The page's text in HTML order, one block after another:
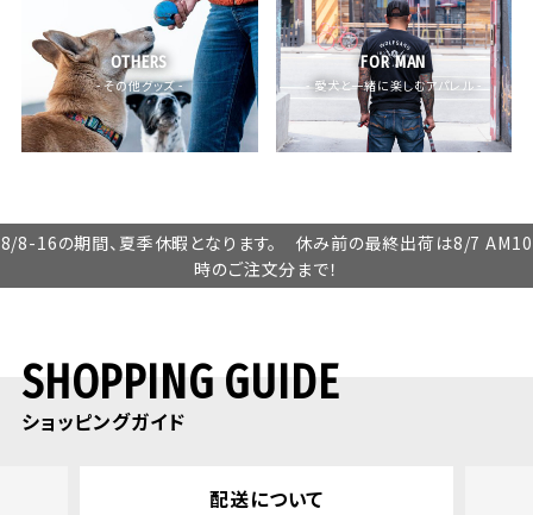
OTHERS
- その他グッズ -
FOR MAN
- 愛犬と一緒に楽しむアパレル -
8/8-16の期間、夏季休暇となります。 休み前の最終出荷は8/7 AM10
時のご注文分まで！
SHOPPING GUIDE
ショッピングガイド
返品・交換について